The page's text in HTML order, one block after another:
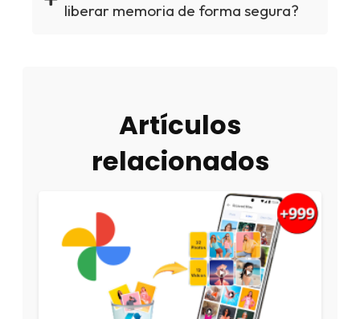
liberar memoria de forma segura?
Artículos
relacionados